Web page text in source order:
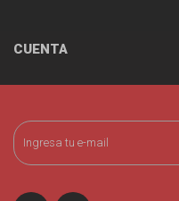
CUENTA